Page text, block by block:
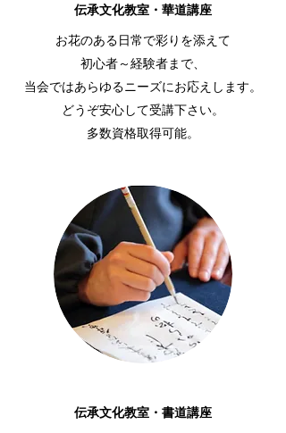
伝承文化教室・華道講座
お花のある日常で彩りを添えて
初心者～経験者まで、
当会ではあらゆるニーズにお応えします。
どうぞ安心して受講下さい。
多数資格取得可能。
伝承文化教室・書道講座